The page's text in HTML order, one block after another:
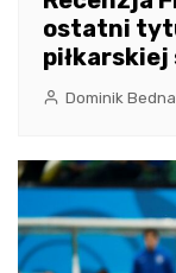
ostatni
piłkarskiej
Dominik